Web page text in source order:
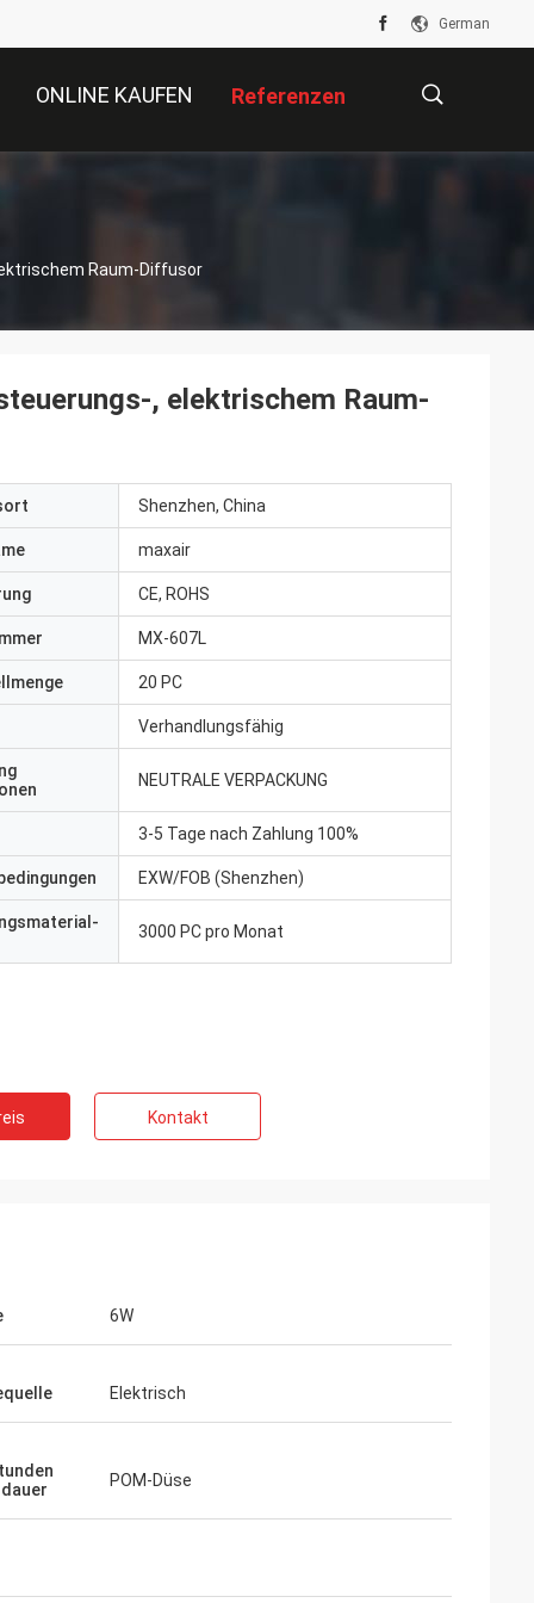
German
ONLINE KAUFEN Referenzen
Raum-Diffusor
, elektrischem Raum-
Shenzhen, China
maxair
CE, ROHS
MX-607L
20 PC
Verhandlungsfähig
NEUTRALE VERPACKUNG
3-5 Tage nach Zahlung 100%
EXW/FOB (Shenzhen)
3000 PC pro Monat
Kontakt
6W
Elektrisch
POM-Düse